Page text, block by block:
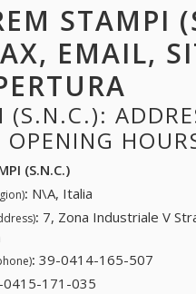
STAMPI
EMAIL,
(S.N.C.)
: N\A, Italia
: 7, Zona Industriale V
: 39-0414-165-507
0415-171-035